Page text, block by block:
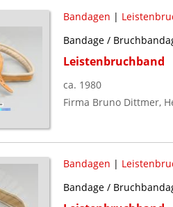
Bandagen |
Bandage /
Leistenbruchband
ca. 1980
Firma Bruno Dittmer,
Bandagen |
Bandage /